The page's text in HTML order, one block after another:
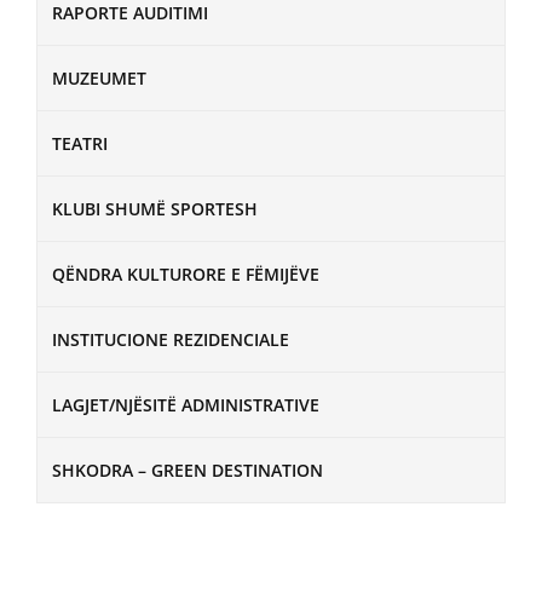
RAPORTE AUDITIMI
MUZEUMET
TEATRI
KLUBI SHUMË SPORTESH
QËNDRA KULTURORE E FËMIJËVE
INSTITUCIONE REZIDENCIALE
LAGJET/NJËSITË ADMINISTRATIVE
SHKODRA – GREEN DESTINATION